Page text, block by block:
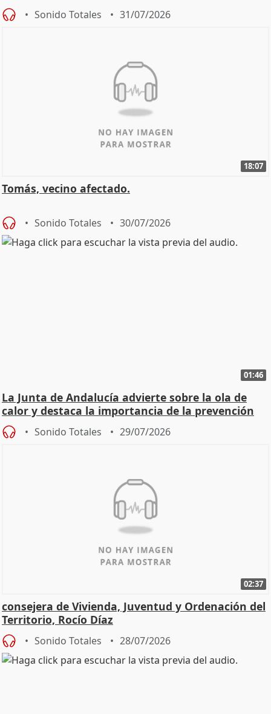
Sonido Totales 31/07/2026
18:07
Tomás, vecino afectado.
Sonido Totales 30/07/2026
01:46
La Junta de Andalucía advierte sobre la ola de
calor y destaca la importancia de la prevención
Sonido Totales 29/07/2026
02:37
consejera de Vivienda, Juventud y Ordenación del
Territorio, Rocío Díaz
Sonido Totales 28/07/2026